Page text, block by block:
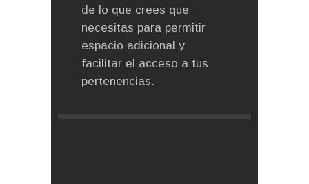
de lo que crees que
necesitas para permitir
espacio adicional y
facilitar el acceso a tus
pertenencias.